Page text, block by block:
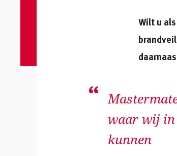
Wilt u
waar wij in
kunnen